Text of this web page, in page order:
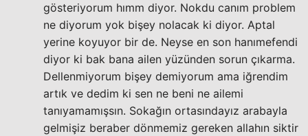
gösteriyorum hımm diyor. Nokdu canım problem
ne diyorum yok bişey nolacak ki diyor. Aptal
yerine koyuyor bir de. Neyse en son hanımefendi
diyor ki bak bana ailen yüzünden sorun çıkarma.
Dellenmiyorum bişey demiyorum ama iğrendim
artık ve dedim ki sen ne beni ne ailemi
tanıyamamışsın. Sokağın ortasındayız arabayla
gelmişiz beraber dönmemiz gereken allahın siktir